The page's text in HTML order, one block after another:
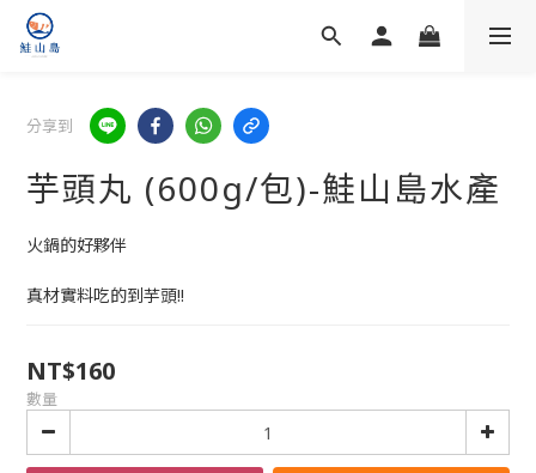
分享到
芋頭丸 (600g/包)-鮭山島水產
火鍋的好夥伴
真材實料吃的到芋頭!!
NT$160
數量